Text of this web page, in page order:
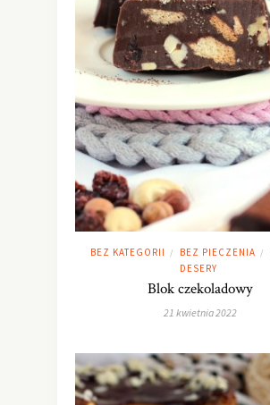
BEZ KATEGORII / BEZ PIECZENIA /
DESERY
Blok czekoladowy
21 kwietnia 2022